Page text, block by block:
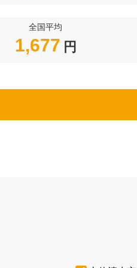
全国平均
1,677 円